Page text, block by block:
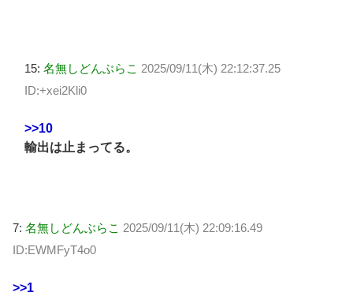
15: 名無しどんぶらこ 2025/09/11(木) 22:12:37.25
ID:+xei2Kli0
>>10
輸出は止まってる。
7: 名無しどんぶらこ 2025/09/11(木) 22:09:16.49
ID:EWMFyT4o0
>>1